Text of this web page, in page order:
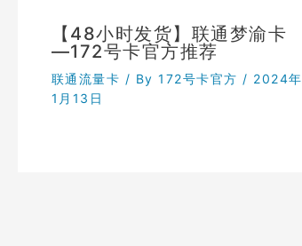
【48小时发货】联通梦渝卡
—172号卡官方推荐
联通流量卡 / By 172号卡官方 / 2024年
1月13日